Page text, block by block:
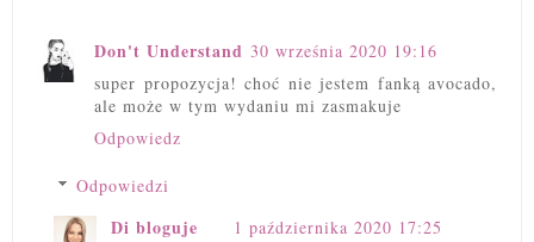
Don't Understand 30 września 2020 19:16
super propozycja! choć nie jestem fanką avocado,
ale może w tym wydaniu mi zasmakuje
Odpowiedz
Odpowiedzi
Di bloguje
1 października 2020 17:25